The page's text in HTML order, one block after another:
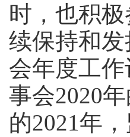
时，也积
续保持和
会年度工
事会2020
的2021年